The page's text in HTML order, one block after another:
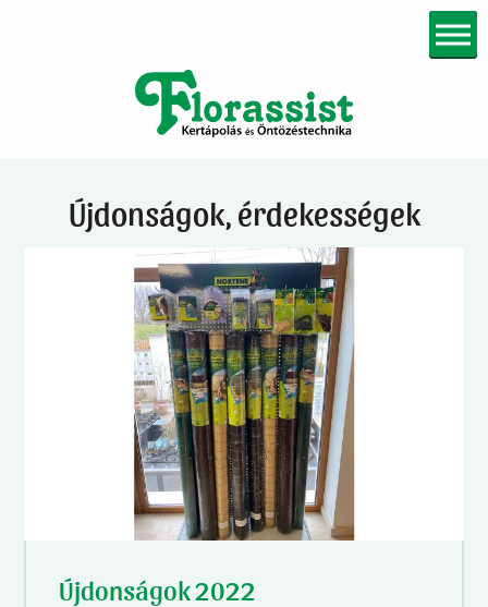
Újdonságok, érdekességek
Újdonságok 2022